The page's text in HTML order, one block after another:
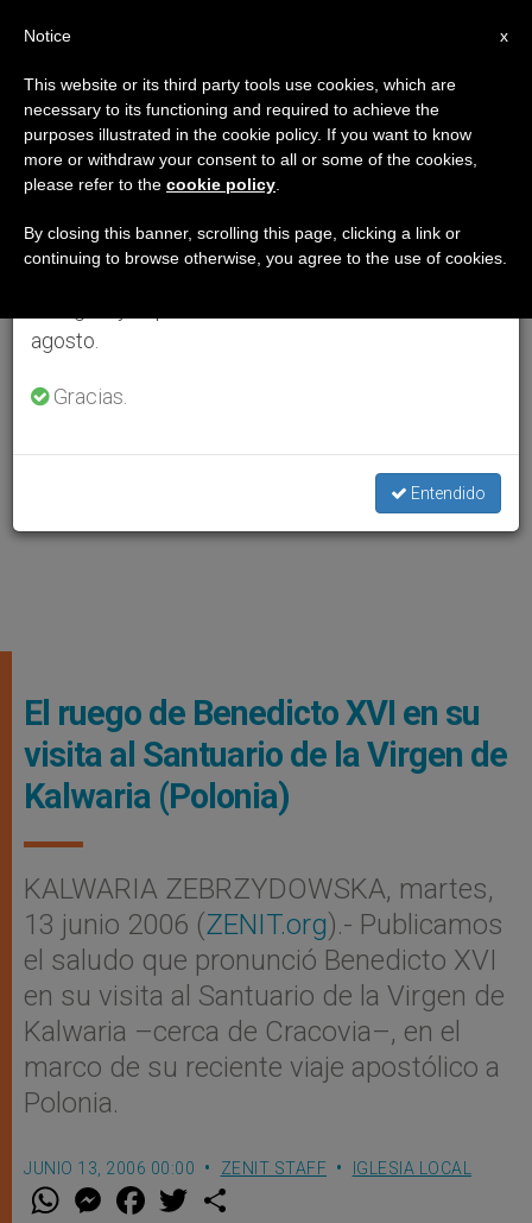
El ruego de Benedicto XVI en su
visita al Santuario de la Virgen de
Kalwaria (Polonia)
KALWARIA ZEBRZYDOWSKA, martes,
13 junio 2006 (ZENIT.org).- Publicamos
el saludo que pronunció Benedicto XVI
en su visita al Santuario de la Virgen de
Kalwaria –cerca de Cracovia–, en el
marco de su reciente viaje apostólico a
Polonia.
JUNIO 13, 2006 00:00 ZENIT STAFF IGLESIA LOCAL
W M
e
F
a w
×
Aviso importante
Del 27 de julio al 7 de agosto haremos la pausa
anual, aprovechando que en el periodo de verano
se generan menos informaciones y también el
agosto.
Gracias.
Entendido
x
Notice
This website or its third party tools use cookies, which are
necessary to its functioning and required to achieve the
purposes illustrated in the cookie policy. If you want to know
more or withdraw your consent to all or some of the cookies,
please refer to the cookie policy
By closing this banner, scrolling this page, clicking a link or
continuing to browse otherwise, you agree to the use of cookies.